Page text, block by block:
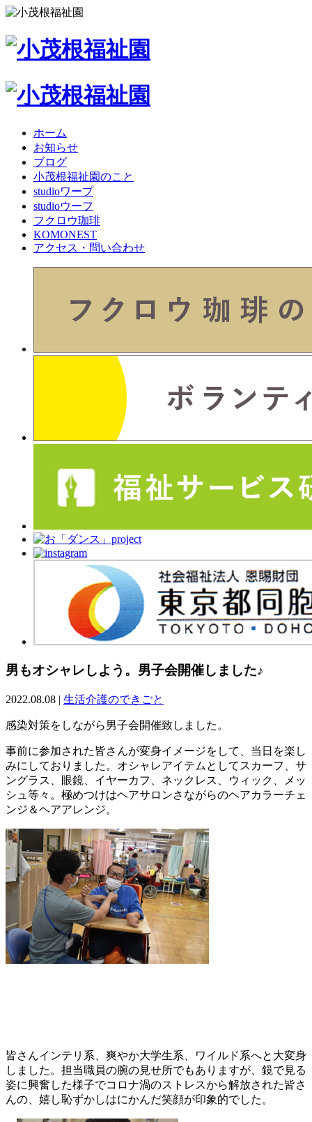
ホーム
お知らせ
ブログ
小茂根福祉園のこと
studioワープ
studioウーフ
フクロウ珈琲
KOMONEST
アクセス・問い合わせ
男もオシャレしよう。男子会開催しました♪
2022.08.08 | 生活介護のできごと
感染対策をしながら男子会開催致しました。
事前に参加された皆さんが変身イメージをして、当日を楽し
みにしておりました。オシャレアイテムとしてスカーフ、サ
ングラス、眼鏡、イヤーカフ、ネックレス、ウィック、メッ
シュ等々。極めつけはヘアサロンさながらのヘアカラーチェ
ンジ＆ヘアアレンジ。
皆さんインテリ系、爽やか大学生系、ワイルド系へと大変身
しました。担当職員の腕の見せ所でもありますが、鏡で見る
姿に興奮した様子でコロナ渦のストレスから解放された皆さ
んの、嬉し恥ずかしはにかんだ笑顔が印象的でした。